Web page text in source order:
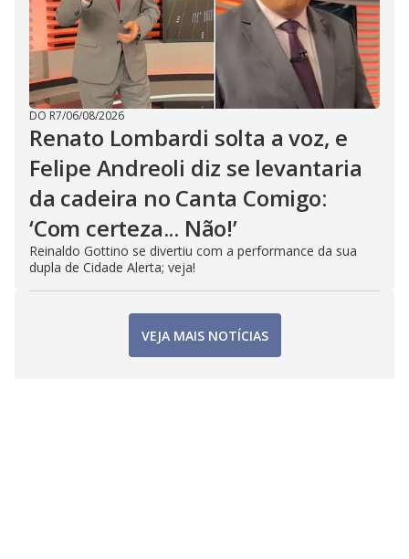
DO R7/06/08/2026
Renato Lombardi solta a voz, e
Felipe Andreoli diz se levantaria
da cadeira no Canta Comigo:
‘Com certeza... Não!’
Reinaldo Gottino se divertiu com a performance da sua
dupla de Cidade Alerta; veja!
VEJA MAIS NOTÍCIAS